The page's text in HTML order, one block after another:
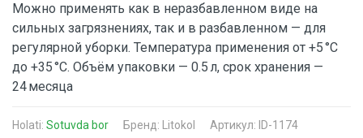
Можно применять как в неразбавленном виде на
сильных загрязнениях, так и в разбавленном — для
регулярной уборки. Температура применения от +5 °C
до +35 °C. Объём упаковки — 0.5 л, срок хранения —
24 месяца
Holati: Sotuvda bor Бренд: Litokol Артикул: ID-1174